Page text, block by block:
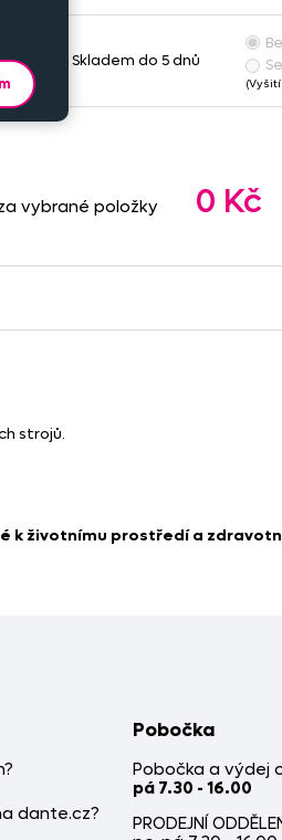
Kč Skladem do 5 dnů
vybrané položky 0 Kč
strojů.
k životnímu prostředí a
dante.cz?
Pobočka
Pobočka a výdej
pá 7.30 - 16.00
PRODEJNÍ